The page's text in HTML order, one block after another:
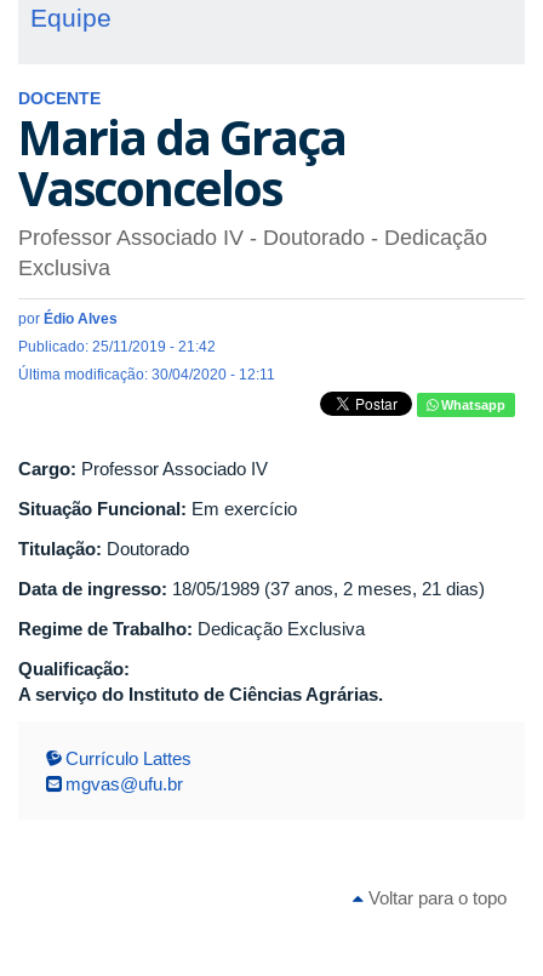
Equipe
DOCENTE
Maria da Graça
Vasconcelos
Professor Associado IV - Doutorado - Dedicação
Exclusiva
por Édio Alves
Publicado: 25/11/2019 - 21:42
Última modificação: 30/04/2020 - 12:11
Whatsapp
Cargo: Professor Associado IV
Situação Funcional: Em exercício
Titulação: Doutorado
Data de ingresso: 18/05/1989 (37 anos, 2 meses, 21 dias)
Regime de Trabalho: Dedicação Exclusiva
Qualificação:
A serviço do Instituto de Ciências Agrárias.
Currículo Lattes
mgvas@ufu.br
Voltar para o topo